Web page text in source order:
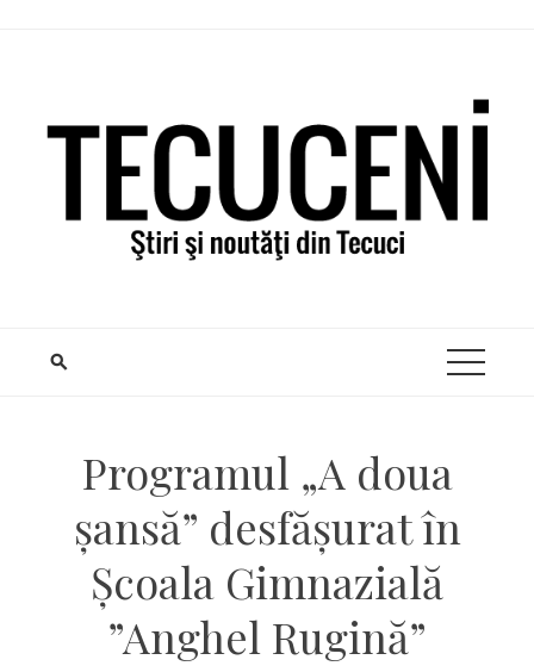
Programul „A doua
șansă” desfășurat în
Școala Gimnazială
”Anghel Rugină”